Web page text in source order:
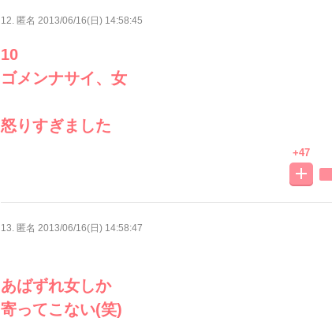
12. 匿名 2013/06/16(日) 14:58:45
10
ゴメンナサイ、女
怒りすぎました
+47
13. 匿名 2013/06/16(日) 14:58:47
あばずれ女しか
寄ってこない(笑)